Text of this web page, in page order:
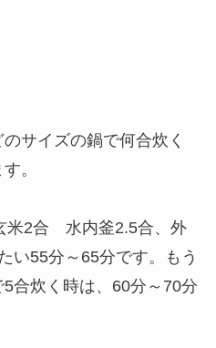
サイズの鍋で何合炊く
。
米2合 水内釜2.5合、外
い55分～65分です。もう
合炊く時は、60分～70分